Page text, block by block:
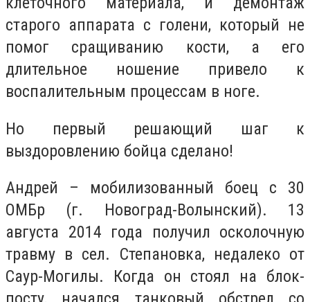
старого аппарата с голени, который не
помог сращиванию кости, а его
длительное ношение привело к
воспалительным процессам в ноге.
Но первый решающий шаг к
выздоровлению бойца сделано!
Андрей – мобилизованный боец с 30
ОМБр (г. Новоград-Волынский). 13
августа 2014 года получил осколочную
травму в сел. Степановка, недалеко от
Саур-Могилы. Когда он стоял на блок-